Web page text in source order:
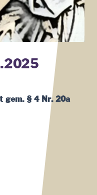
gem. § 4 Nr. 20a